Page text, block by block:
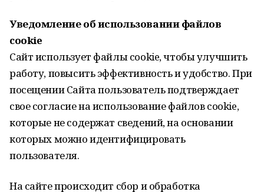
Уведомление об использовании файлов
cookie
Сайт использует файлы cookie, чтобы улучшить
работу, повысить эффективность и удобство. При
посещении Сайта пользователь подтверждает
свое согласие на использование файлов cookie,
которые не содержат сведений, на основании
которых можно идентифицировать
пользователя.
На сайте происходит сбор и обработка